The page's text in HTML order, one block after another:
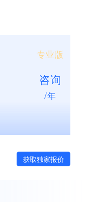
专业版
咨询
/年
获取独家报价